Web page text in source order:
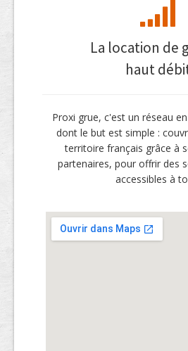
La location de
haut
Proxi grue, c'est un réseau
dont le but est simple :
territoire français grâce à
partenaires, pour offrir des
accessibles à